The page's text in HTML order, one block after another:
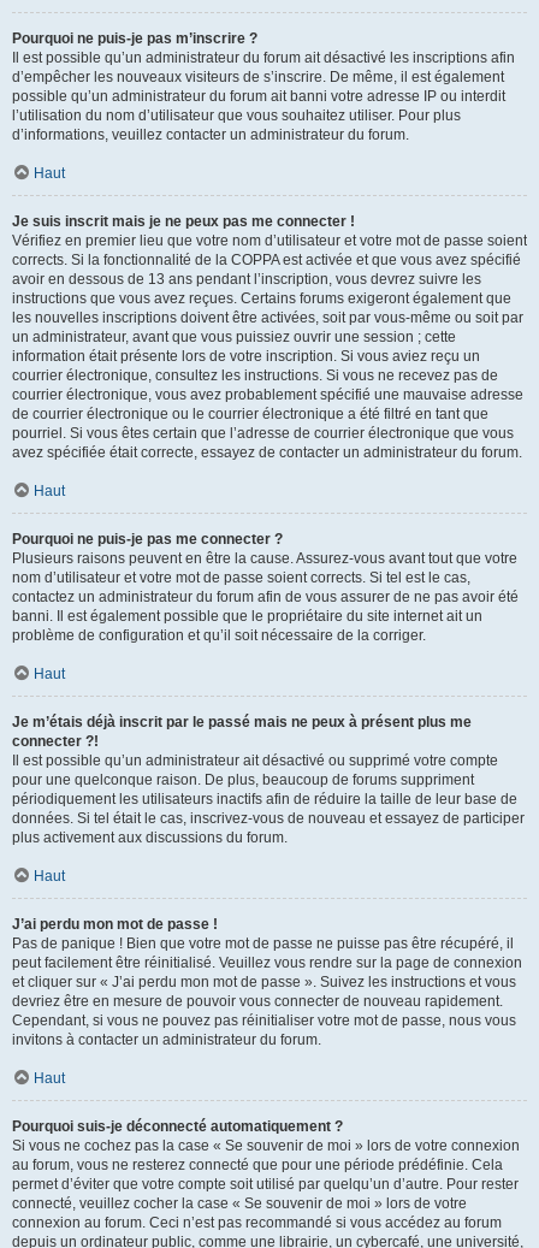
Pourquoi ne puis-je pas m’inscrire ?
Il est possible qu’un administrateur du forum ait désactivé les inscriptions afin
d’empêcher les nouveaux visiteurs de s’inscrire. De même, il est également
possible qu’un administrateur du forum ait banni votre adresse IP ou interdit
l’utilisation du nom d’utilisateur que vous souhaitez utiliser. Pour plus
d’informations, veuillez contacter un administrateur du forum.
Haut
Je suis inscrit mais je ne peux pas me connecter !
Vérifiez en premier lieu que votre nom d’utilisateur et votre mot de passe soient
corrects. Si la fonctionnalité de la COPPA est activée et que vous avez spécifié
avoir en dessous de 13 ans pendant l’inscription, vous devrez suivre les
instructions que vous avez reçues. Certains forums exigeront également que
les nouvelles inscriptions doivent être activées, soit par vous-même ou soit par
un administrateur, avant que vous puissiez ouvrir une session ; cette
information était présente lors de votre inscription. Si vous aviez reçu un
courrier électronique, consultez les instructions. Si vous ne recevez pas de
courrier électronique, vous avez probablement spécifié une mauvaise adresse
de courrier électronique ou le courrier électronique a été filtré en tant que
pourriel. Si vous êtes certain que l’adresse de courrier électronique que vous
avez spécifiée était correcte, essayez de contacter un administrateur du forum.
Haut
Pourquoi ne puis-je pas me connecter ?
Plusieurs raisons peuvent en être la cause. Assurez-vous avant tout que votre
nom d’utilisateur et votre mot de passe soient corrects. Si tel est le cas,
contactez un administrateur du forum afin de vous assurer de ne pas avoir été
banni. Il est également possible que le propriétaire du site internet ait un
problème de configuration et qu’il soit nécessaire de la corriger.
Haut
Je m’étais déjà inscrit par le passé mais ne peux à présent plus me
connecter ?!
Il est possible qu’un administrateur ait désactivé ou supprimé votre compte
pour une quelconque raison. De plus, beaucoup de forums suppriment
périodiquement les utilisateurs inactifs afin de réduire la taille de leur base de
données. Si tel était le cas, inscrivez-vous de nouveau et essayez de participer
plus activement aux discussions du forum.
Haut
J’ai perdu mon mot de passe !
Pas de panique ! Bien que votre mot de passe ne puisse pas être récupéré, il
peut facilement être réinitialisé. Veuillez vous rendre sur la page de connexion
et cliquer sur « J’ai perdu mon mot de passe ». Suivez les instructions et vous
devriez être en mesure de pouvoir vous connecter de nouveau rapidement.
Cependant, si vous ne pouvez pas réinitialiser votre mot de passe, nous vous
invitons à contacter un administrateur du forum.
Haut
Pourquoi suis-je déconnecté automatiquement ?
Si vous ne cochez pas la case « Se souvenir de moi » lors de votre connexion
au forum, vous ne resterez connecté que pour une période prédéfinie. Cela
permet d’éviter que votre compte soit utilisé par quelqu’un d’autre. Pour rester
connecté, veuillez cocher la case « Se souvenir de moi » lors de votre
connexion au forum. Ceci n’est pas recommandé si vous accédez au forum
depuis un ordinateur public, comme une librairie, un cybercafé, une université,